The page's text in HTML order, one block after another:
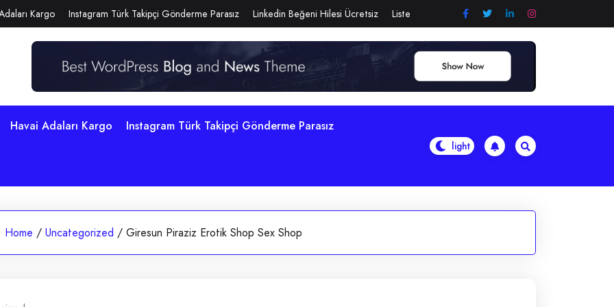
Kargo Instagram Türk Takipçi Gönderme Parasız Linkedin Beğeni Hilesi Ücretsiz Liste
Havai Adaları Kargo Instagram Türk Takipçi Gönderme Parasız
Home / Uncategorized / Giresun Piraziz Erotik Shop Sex Shop